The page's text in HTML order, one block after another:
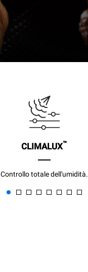
CLIMALUX™
Controllo totale dell'umidità.